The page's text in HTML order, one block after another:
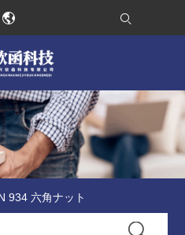
934 六角ナット